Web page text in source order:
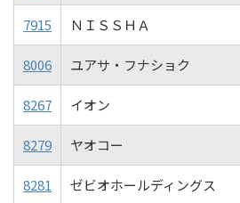
7915 ＮＩＳＳＨＡ
8006 ユアサ・フナショク
8267 イオン
8279 ヤオコー
8281 ゼビオホールディングス